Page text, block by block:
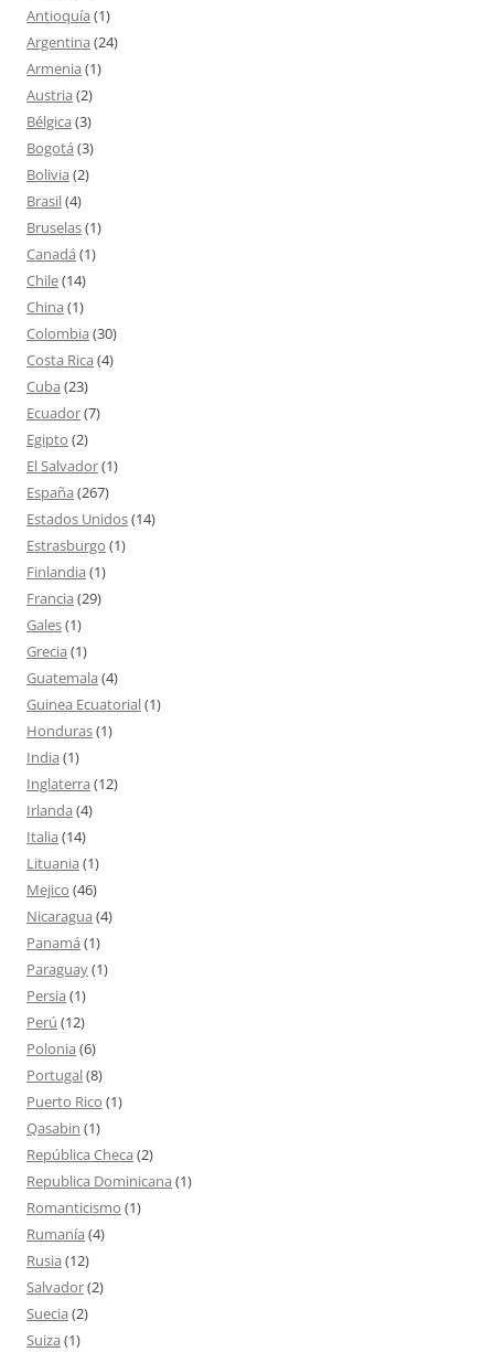
Antioquía (1)
Argentina (24)
Armenia (1)
Austria (2)
Bélgica (3)
Bogotá (3)
Bolivia (2)
Brasil(4)
Bruselas(1)
Canadá (1)
Chile(14)
China (1)
Colombia (30)
Costa Rica (4)
Cuba (23)
Ecuador(7)
Egipto (2)
El Salvador(1)
España (267)
Estados Unidos(14)
Estrasburgo (1)
Finlandia (1)
Francia (29)
Gales(1)
Grecia (1)
Guatemala (4)
Guinea Ecuatorial(1)
Honduras(1)
India (1)
Inglaterra (12)
Irlanda (4)
Italia (14)
Lituania (1)
Mejico (46)
Nicaragua (4)
Panamá (1)
Paraguay(1)
Persia (1)
Perú (12)
Polonia (6)
Portugal(8)
Puerto Rico (1)
Qasabin (1)
República Checa (2)
Republica Dominicana (1)
Romanticismo (1)
Rumanía (4)
Rusia (12)
Salvador(2)
Suecia (2)
Suiza (1)